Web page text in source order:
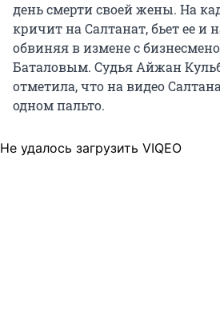
день смерти своей жены. На
кричит на Салтанат, бьет ее и
обвиняя в измене с
Баталовым. Судья Айжан
отметила, что на видео
одном пальто.
Не удалось загрузить VIQEO